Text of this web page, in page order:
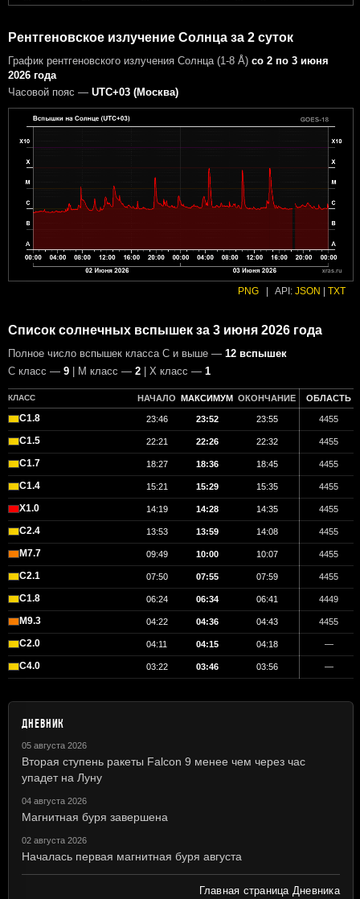
Рентгеновское излучение Солнца за 2 суток
График рентгеновского излучения Солнца (1-8 Å) со 2 по 3 июня
2026 года
Часовой пояс — UTC+03 (Москва)
PNG API: JSON TXT
Список солнечных вспышек за 3 июня 2026 года
Полное число вспышек класса C и выше — 12 вспышек
С класс — 9 | М класс — 2 | X класс — 1
КЛАСС НАЧАЛО МАКСИМУМ ОКОНЧАНИЕ ОБЛАСТЬ
C1.8 23:46 23:52 23:55 4455
C1.5 22:21 22:26 22:32 4455
C1.7 18:27 18:36 18:45 4455
C1.4 15:21 15:29 15:35 4455
X1.0 14:19 14:28 14:35 4455
C2.4 13:53 13:59 14:08 4455
M7.7 09:49 10:00 10:07 4455
C2.1 07:50 07:55 07:59 4455
C1.8 06:24 06:34 06:41 4449
M9.3 04:22 04:36 04:43 4455
C2.0 04:11 04:15 04:18 —
C4.0 03:22 03:46 03:56 —
ДНЕВНИК
05 августа 2026
Вторая ступень ракеты Falcon 9 менее чем через час
упадет на Луну
04 августа 2026
Магнитная буря завершена
02 августа 2026
Началась первая магнитная буря августа
Главная страница Дневника